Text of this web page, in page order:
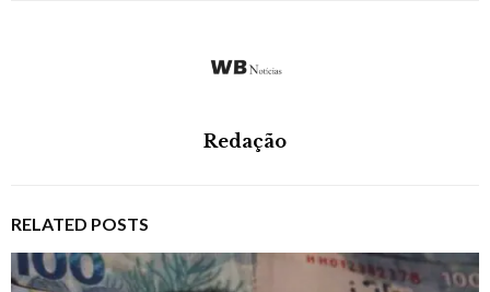
Redação
RELATED POSTS